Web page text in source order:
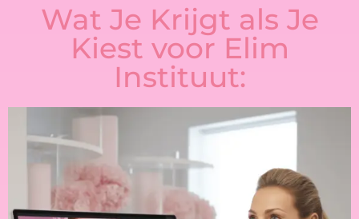
Wat Je Krijgt als Je
Kiest voor Elim
Instituut: